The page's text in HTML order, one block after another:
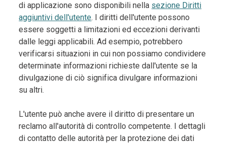
di applicazione sono disponibili nella sezione Diritti
aggiuntivi dell'utente. I diritti dell'utente possono
essere soggetti a limitazioni ed eccezioni derivanti
dalle leggi applicabili. Ad esempio, potrebbero
verificarsi situazioni in cui non possiamo condividere
determinate informazioni richieste dall'utente se la
divulgazione di ciò significa divulgare informazioni
su altri.
L'utente può anche avere il diritto di presentare un
reclamo all'autorità di controllo competente. I dettagli
di contatto delle autorità per la protezione dei dati